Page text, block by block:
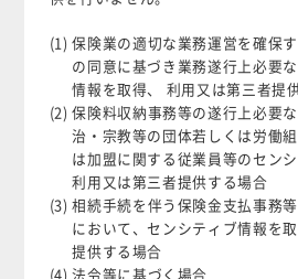
(1) 保険業の適切な業務運営を確保
の同意に基づき業務遂行上必要
情報を取得、 利用又は第三者提
(2) 保険料収納事務等の遂行上必要
治・宗教等の団体若しくは労働
は加盟に関する従業員等のセン
利用又は第三者提供する場合
(3) 相続手続を伴う保険金支払事務
において、センシティブ情報を
提供する場合
(4) 法令等に基づく場合